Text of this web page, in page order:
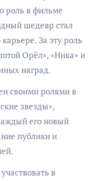
роль в фильме
шедевр стал
За эту роль
Орёл», «Ника» и
наград.
своими ролями в
звезды»,
его новый
публики и
в